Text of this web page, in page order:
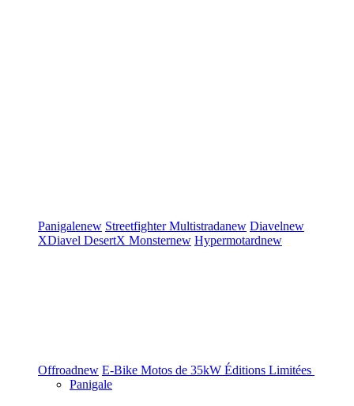
Panigalenew StreetfighterMultistradanew Diavelnew
XDiavel DesertX Monsternew Hypermotardnew
Offroadnew E-Bike Motos de 35kW Éditions Limitées
Panigale